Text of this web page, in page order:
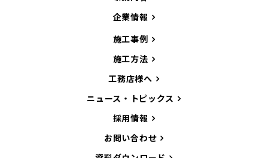
企業情報
施工事例
施工方法
工務店様へ
ニュース・トピックス
採用情報
お問い合わせ